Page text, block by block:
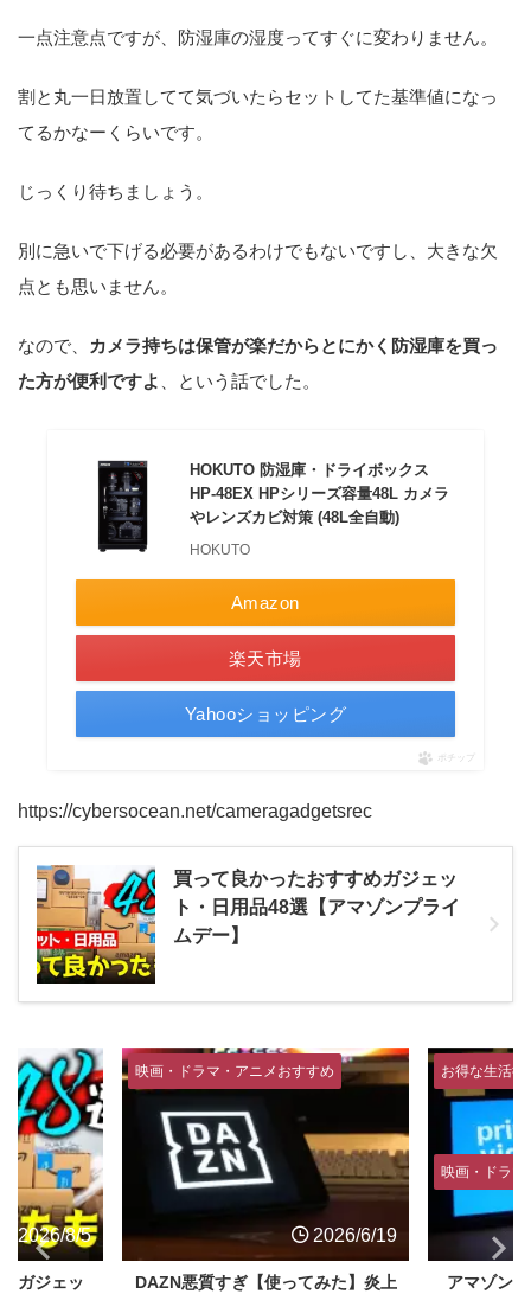
一点注意点ですが、防湿庫の湿度ってすぐに変わりません。
割と丸一日放置してて気づいたらセットしてた基準値になっ
てるかなーくらいです。
じっくり待ちましょう。
別に急いで下げる必要があるわけでもないですし、大きな欠
点とも思いません。
なので、
カメラ持ちは保管が楽だからとにかく防湿庫を買っ
た方が便利ですよ
、という話でした。
HOKUTO 防湿庫・ドライボックス
HP-48EX HPシリーズ容量48L カメラ
やレンズカビ対策 (48L全自動)
HOKUTO
Amazon
楽天市場
Yahooショッピング
ポチップ
https://cybersocean.net/cameragadgetsrec
買って良かったおすすめガジェッ
ト・日用品48選【アマゾンプライ
ムデー】
め
2026/6/19
た】炎上
お得な生活術
映画・ドラマ・アニメおすすめ
2026/6/4
アマゾンプライムビデオはなぜつ
お得な生活術
映画・ドラマ
僕がU-